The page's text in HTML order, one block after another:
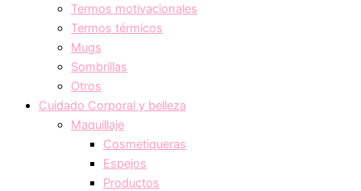
Termos motivacionales
Termos térmicos
Mugs
Sombrillas
Otros
Cuidado Corporal y belleza
Maquillaje
Cosmetiqueras
Espejos
Productos